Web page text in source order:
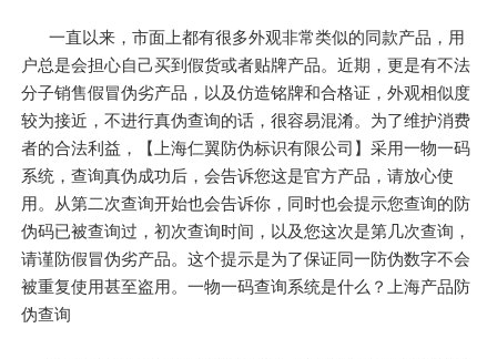
一直以来，市面上都有很多外观非常类似的同款产品，用
户总是会担心自己买到假货或者贴牌产品。近期，更是有不法
分子销售假冒伪劣产品，以及仿造铭牌和合格证，外观相似度
较为接近，不进行真伪查询的话，很容易混淆。为了维护消费
者的合法利益，【上海仁翼防伪标识有限公司】采用一物一码
系统，查询真伪成功后，会告诉您这是官方产品，请放心使
用。从第二次查询开始也会告诉你，同时也会提示您查询的防
伪码已被查询过，初次查询时间，以及您这次是第几次查询，
请谨防假冒伪劣产品。这个提示是为了保证同一防伪数字不会
被重复使用甚至盗用。一物一码查询系统是什么？上海产品防
伪查询